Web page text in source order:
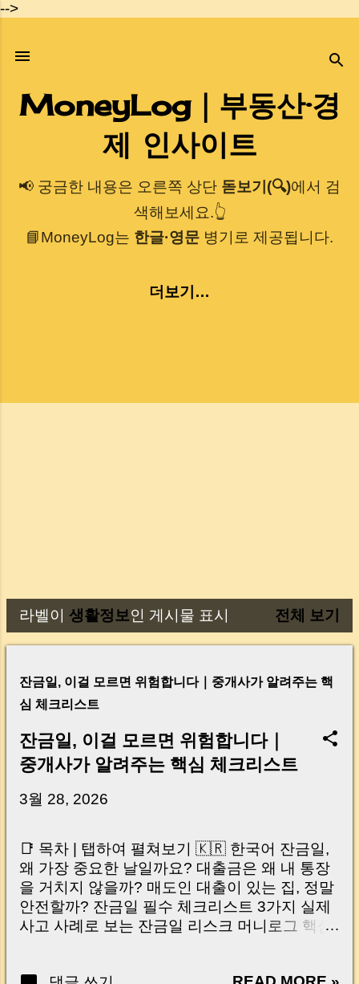
-->
기본 콘텐츠로 건너뛰기
MoneyLog｜부동산·경
제 인사이트
📢 궁금한 내용은 오른쪽 상단 돋보기(🔍)에서 검
색해보세요.👆
📘MoneyLog는 한글·영문 병기로 제공됩니다.
더보기…
글
라벨이 생활정보인 게시물 표시 전체 보기
잔금일, 이걸 모르면 위험합니다｜중개사가 알려주는 핵
심 체크리스트
잔금일, 이걸 모르면 위험합니다｜
중개사가 알려주는 핵심 체크리스트
3월 28, 2026
📑 목차 | 탭하여 펼쳐보기 🇰🇷 한국어 잔금일,
왜 가장 중요한 날일까요? 대출금은 왜 내 통장
을 거치지 않을까? 매도인 대출이 있는 집, 정말
안전할까? 잔금일 필수 체크리스트 3가지 실제
사고 사례로 보는 잔금일 리스크 머니로그 핵심